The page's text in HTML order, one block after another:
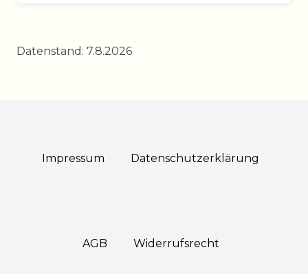
Datenstand: 7.8.2026
Impressum Daten­schutz­erklärung
AGB Widerrufs­recht